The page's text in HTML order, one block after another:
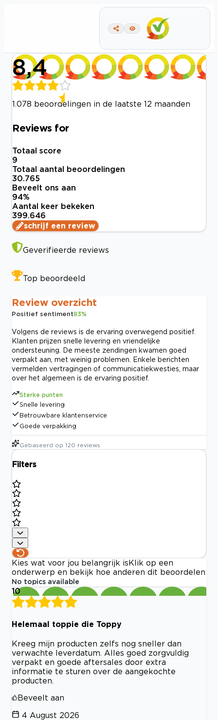
8,4
1.078 beoordelingen in de laatste 12 maanden
Reviews for
Totaal score
9
Totaal aantal beoordelingen
30.765
Beveelt ons aan
94%
Aantal keer bekeken
399.646
schrijf een review
Geverifieerde reviews
Top beoordeeld
Review overzicht
Positief sentiment83%
Volgens de reviews is de ervaring overwegend positief.
Klanten prijzen snelle levering en vriendelijke
ondersteuning. De meeste zendingen kwamen goed
verpakt aan, met weinig problemen. Enkele berichten
vermelden vertragingen of communicatiekwesties, maar
over het algemeen is de ervaring positief.
Sterke punten
Snelle levering
Betrouwbare klantenservice
Goede verpakking
Gebaseerd op 120 reviews
Filters
Kies wat voor jou belangrijk is Klik op een
onderwerp en bekijk hoe anderen dit beoordelen
No topics available
10
Helemaal toppie die Toppy
Kreeg mijn producten zelfs nog sneller dan
verwachte leverdatum. Alles goed zorgvuldig
verpakt en goede aftersales door extra
informatie te sturen over de aangekochte
producten.
Beveelt aan
4 August 2026